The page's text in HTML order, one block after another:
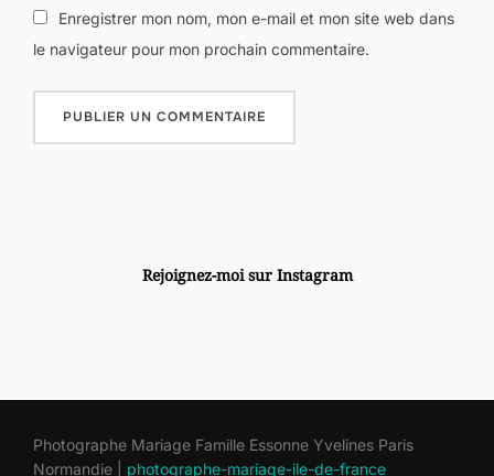
Enregistrer mon nom, mon e-mail et mon site web dans
le navigateur pour mon prochain commentaire.
Rejoignez-moi sur Instagram
Photographe Mariage Famille Essonne Yvelines Paris
Normandie | photographe-mariage-ile-de-france